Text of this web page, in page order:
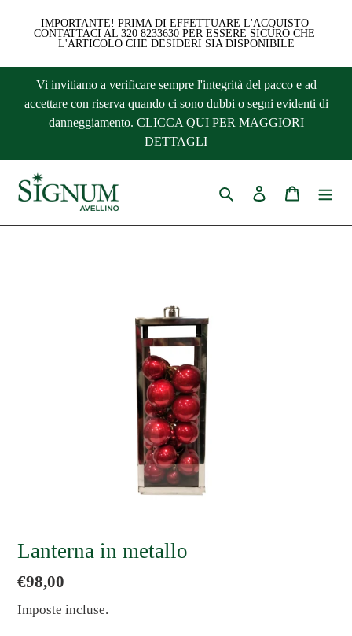
IMPORTANTE! PRIMA DI EFFETTUARE L'ACQUISTO
CONTATTACI AL 320 8233630 PER ESSERE SICURO CHE
L'ARTICOLO CHE DESIDERI SIA DISPONIBILE
direttamente
Vi invitiamo a verificare sempre l'integrità del pacco e ad
accettare con riserva quando ci sono dubbi o segni evidenti di
danneggiamento. CLICCA QUI PER MAGGIORI
DETTAGLI
Cerca Accedi Carrello
Lanterna in metallo
Prezzo
di
€98,00
Imposte incluse.